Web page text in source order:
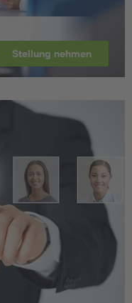
Stellung nehmen